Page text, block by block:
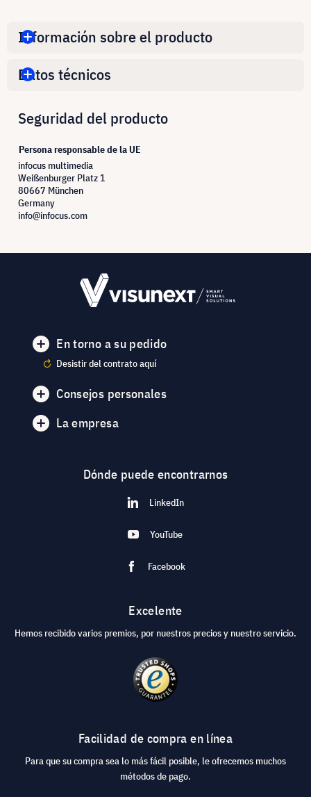
Información sobre el producto
Datos técnicos
Seguridad del producto
Persona responsable de la UE
infocus multimedia
Weißenburger Platz 1
80667 München
Germany
info@infocus.com
En torno a su pedido
Desistir del contrato aquí
Consejos personales
La empresa
Dónde puede encontrarnos
LinkedIn
YouTube
Facebook
Excelente
Hemos recibido varios premios, por nuestros precios y nuestro servicio.
Facilidad de compra en línea
Para que su compra sea lo más fácil posible, le ofrecemos muchos
métodos de pago.